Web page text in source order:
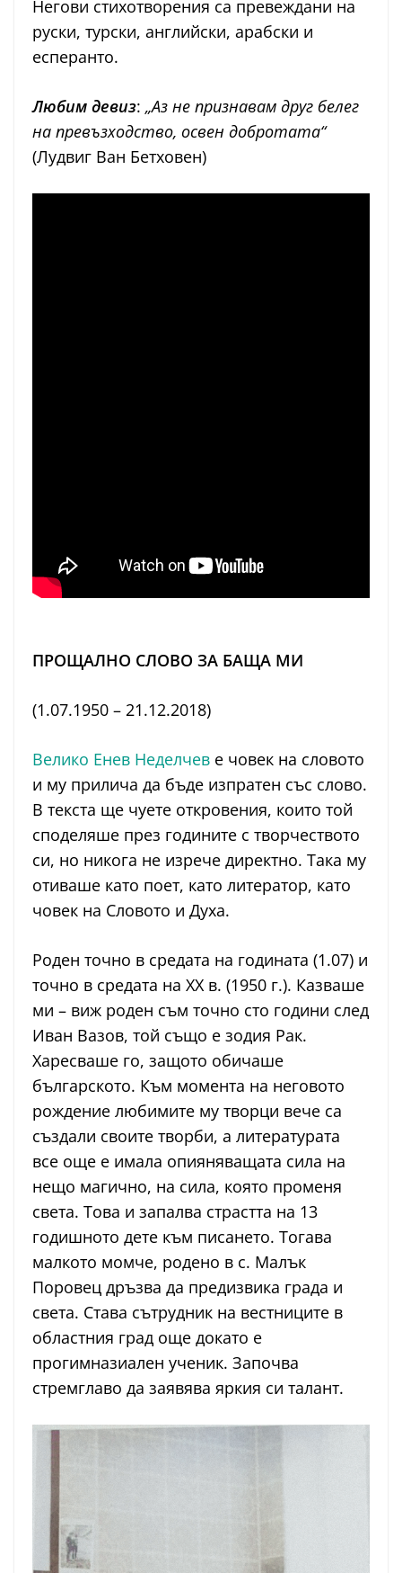
Негови стихотворения са превеждани на
руски, турски, английски, арабски и
есперанто.
Любим девиз: „Аз не признавам друг белег
на превъзходство, освен добротата“
(Лудвиг Ван Бетховен)
ПРОЩАЛНО СЛОВО ЗА БАЩА МИ
(1.07.1950 – 21.12.2018)
Велико Енев Неделчев е човек на словото
и му прилича да бъде изпратен със слово.
В текста ще чуете откровения, които той
споделяше през годините с творчеството
си, но никога не изрече директно. Така му
отиваше като поет, като литератор, като
човек на Словото и Духа.
Роден точно в средата на годината (1.07) и
точно в средата на XX в. (1950 г.). Казваше
ми – виж роден съм точно сто години след
Иван Вазов, той също е зодия Рак.
Харесваше го, защото обичаше
българското. Към момента на неговото
рождение любимите му творци вече са
създали своите творби, а литературата
все още е имала опияняващата сила на
нещо магично, на сила, която променя
света. Това и запалва страстта на 13
годишното дете към писането. Тогава
малкото момче, родено в с. Малък
Поровец дръзва да предизвика града и
света. Става сътрудник на вестниците в
областния град още докато е
прогимназиален ученик. Започва
стремглаво да заявява яркия си талант.